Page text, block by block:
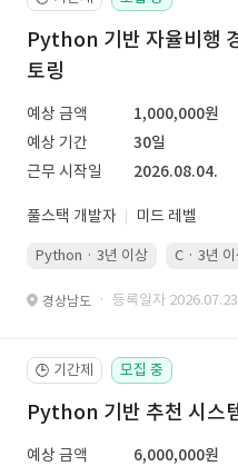
Python 기반 자율비행
토링
예상 금액
1,000,000원
예상 기간
30일
근무 시작일
2026.08.04.
풀스택 개발자 미드 레벨
Python · 3년 이상 C · 3년
경상남도 · 등록일자
🕒 기간제 모집 중
Python 기반 추천 시스
예상 금액
6,000,000원